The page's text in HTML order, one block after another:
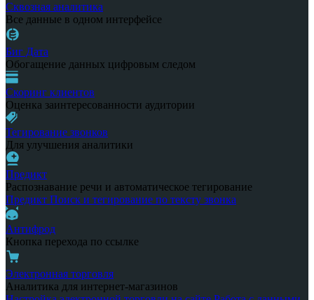
Сквозная аналитика
Все данные в одном интерфейсе
Биг Дата
Обогащение данных цифровым следом
Скоринг клиентов
Оценка заинтересованности аудитории
Тегирование звонков
Для улучшения аналитики
Предикт
Распознавание речи и автоматическое тегирование
Предикт Поиск и тегирование по тексту звонка
Антифрод
Кнопка перехода по ссылке
Электронная торговля
Аналитика для интернет-магазинов